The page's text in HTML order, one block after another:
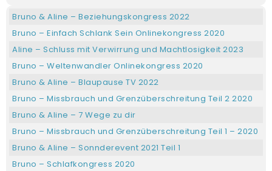
Bruno & Aline – Beziehungskongress 2022
Bruno – Einfach Schlank Sein Onlinekongress 2020
Aline – Schluss mit Verwirrung und Machtlosigkeit 2023
Bruno – Weltenwandler Onlinekongress 2020
Bruno & Aline – Blaupause TV 2022
Bruno – Missbrauch und Grenzüberschreitung Teil 2 2020
Bruno & Aline – 7 Wege zu dir
Bruno – Missbrauch und Grenzüberschreitung Teil 1 – 2020
Bruno & Aline – Sonnderevent 2021 Teil 1
Bruno – Schlafkongress 2020